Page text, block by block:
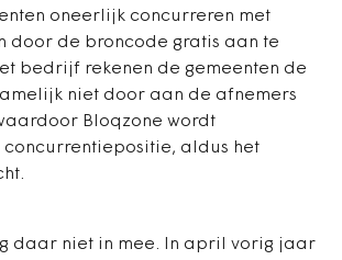
oneerlijk concurreren met
door de broncode gratis aan te
bedrijf rekenen de gemeenten de
niet door aan de afnemers
Bloqzone wordt
aldus het
daar niet in mee. In april vorig jaar